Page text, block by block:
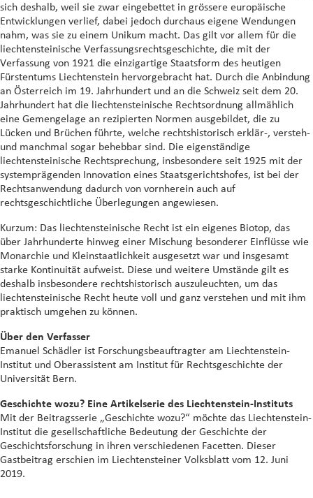
sich deshalb, weil sie zwar eingebettet in grössere europäische
Entwicklungen verlief, dabei jedoch durchaus eigene Wendungen
nahm, was sie zu einem Unikum macht. Das gilt vor allem für die
liechtensteinische Verfassungsrechtsgeschichte, die mit der
Verfassung von 1921 die einzigartige Staatsform des heutigen
Fürstentums Liechtenstein hervorgebracht hat. Durch die Anbindung
an Österreich im 19. Jahrhundert und an die Schweiz seit dem 20.
Jahrhundert hat die liechtensteinische Rechtsordnung allmählich
eine Gemengelage an rezipierten Normen ausgebildet, die zu
Lücken und Brüchen führte, welche rechtshistorisch erklär-, versteh-
und manchmal sogar behebbar sind. Die eigenständige
liechtensteinische Rechtsprechung, insbesondere seit 1925 mit der
systemprägenden Innovation eines Staatsgerichtshofes, ist bei der
Rechtsanwendung dadurch von vornherein auch auf
rechtsgeschichtliche Überlegungen angewiesen.
Kurzum: Das liechtensteinische Recht ist ein eigenes Biotop, das
über Jahrhunderte hinweg einer Mischung besonderer Einflüsse wie
Monarchie und Kleinstaatlichkeit ausgesetzt war und insgesamt
starke Kontinuität aufweist. Diese und weitere Umstände gilt es
deshalb insbesondere rechtshistorisch auszuleuchten, um das
liechtensteinische Recht heute voll und ganz verstehen und mit ihm
praktisch umgehen zu können.
Über den Verfasser
Emanuel Schädler ist Forschungsbeauftragter am Liechtenstein-
Institut und Oberassistent am Institut für Rechtsgeschichte der
Universität Bern.
Geschichte wozu? Eine Artikelserie des Liechtenstein-Instituts
Mit der Beitragsserie „Geschichte wozu?“ möchte das Liechtenstein-
Institut die gesellschaftliche Bedeutung der Geschichte der
Geschichtsforschung in ihren verschiedenen Facetten. Dieser
Gastbeitrag erschien im Liechtensteiner Volksblatt vom 12. Juni
2019.